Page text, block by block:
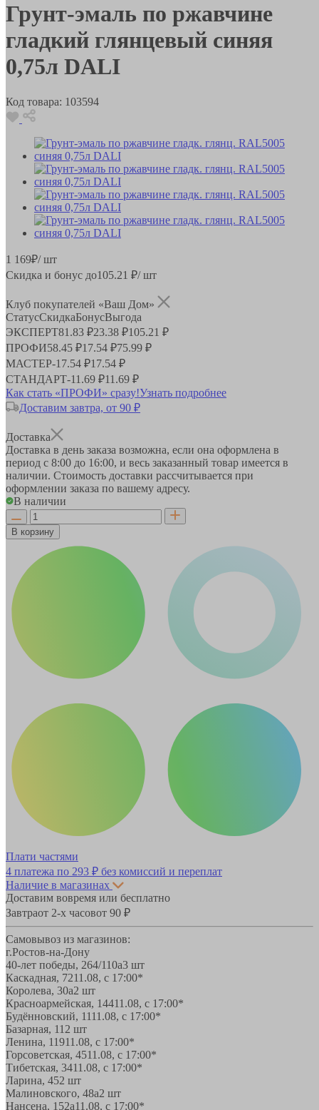
Грунт-эмаль по ржавчине
гладкий глянцевый синяя
0,75л DALI
Код товара: 103594
1 169₽/ шт
Скидка и бонус до105.21 ₽/ шт
Клуб покупателей «Ваш Дом»
СтатусСкидкаБонусВыгода
ЭКСПЕРТ81.83 ₽23.38 ₽105.21 ₽
ПРОФИ58.45 ₽17.54 ₽75.99 ₽
МАСТЕР-17.54 ₽17.54 ₽
СТАНДАРТ-11.69 ₽11.69 ₽
Как стать «ПРОФИ» сразу!Узнать подробнее
Доставим завтра, от 90 ₽
Доставка
Доставка в день заказа возможна, если она оформлена в
период с 8:00 до 16:00, и весь заказанный товар имеется в
наличии. Стоимость доставки рассчитывается при
оформлении заказа по вашему адресу.
В наличии
В корзину
Плати частями
4 платежа по 293 ₽ без комиссий и переплат
Наличие в магазинах
Доставим вовремя или бесплатно
Завтраот 2-х часовот 90 ₽
Самовывоз из магазинов:
г.Ростов-на-Дону
40-лет победы, 264/110а3 шт
Каскадная, 7211.08, с 17:00*
Королева, 30а2 шт
Красноармейская, 14411.08, с 17:00*
Будённовский, 1111.08, с 17:00*
Базарная, 11 2 шт
Ленина, 11911.08, с 17:00*
Горсоветская, 4511.08, с 17:00*
Тибетская, 3411.08, с 17:00*
Ларина, 452 шт
Малиновского, 48а2 шт
Нансена, 152а11.08, с 17:00*